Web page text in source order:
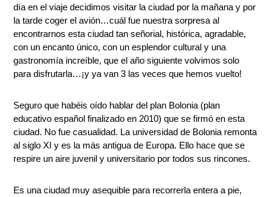
día en el viaje decidimos visitar la ciudad por la mañana y por
la tarde coger el avión…cuál fue nuestra sorpresa al
encontrarnos esta ciudad tan señorial, histórica, agradable,
con un encanto único, con un esplendor cultural y una
gastronomía increíble, que el año siguiente volvimos solo
para disfrutarla…¡y ya van 3 las veces que hemos vuelto!
Seguro que habéis oído hablar del plan Bolonia (plan
educativo español finalizado en 2010) que se firmó en esta
ciudad. No fue casualidad. La universidad de Bolonia remonta
al siglo XI y es la más antigua de Europa. Ello hace que se
respire un aire juvenil y universitario por todos sus rincones.
Es una ciudad muy asequible para recorrerla entera a pie,